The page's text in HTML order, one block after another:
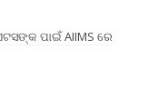
ପାଇଁ AIIMS ରେ